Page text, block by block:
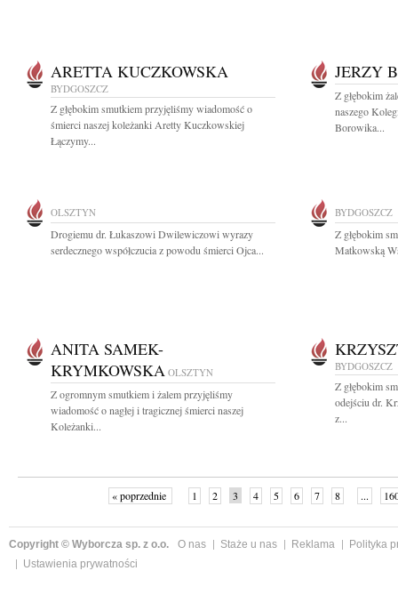
ARETTA KUCZKOWSKA
BYDGOSZCZ
Z głębokim smutkiem przyjęliśmy wiadomość o
śmierci naszej koleżanki Aretty Kuczkowskiej
Łączymy...
JERZY
Z głębokim
naszego
Borowika...
OLSZTYN
Drogiemu dr. Łukaszowi Dwilewiczowi wyrazy
serdecznego współczucia z powodu śmierci Ojca...
BYDGOSZCZ
Z głębokim
Matkowską
ANITA SAMEK-
KRYMKOWSKA OLSZTYN
Z ogromnym smutkiem i żalem przyjęliśmy
wiadomość o nagłej i tragicznej śmierci naszej
Koleżanki...
BYDGOSZCZ
Z głębokim
odejściu dr.
z...
« poprzednie 1 2 3 4 5 6 7 8 ...
Copyright © Wyborcza sp. z o.o. O nas Staże u nas Reklama
Polityka
Ustawienia prywatności